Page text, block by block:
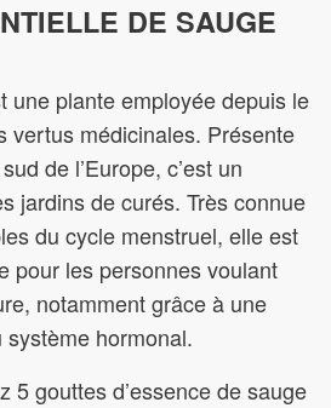
DE SAUGE
une plante employée depuis le
vertus médicinales. Présente
de l’Europe, c’est un
jardins de curés. Très connue
du cycle menstruel, elle est
pour les personnes voulant
notamment grâce à une
hormonal.
5 gouttes d’essence de sauge